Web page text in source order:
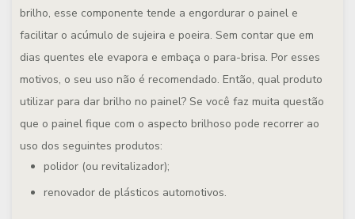
brilho, esse componente tende a engordurar o painel e
facilitar o acúmulo de sujeira e poeira. Sem contar que em
dias quentes ele evapora e embaça o para-brisa. Por esses
motivos, o seu uso não é recomendado. Então, qual produto
utilizar para dar brilho no painel? Se você faz muita questão
que o painel fique com o aspecto brilhoso pode recorrer ao
uso dos seguintes produtos:
polidor (ou revitalizador);
renovador de plásticos automotivos.